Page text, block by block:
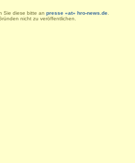
Sie diese bitte an presse «at» hro-news.de
nicht zu veröffentlichen.